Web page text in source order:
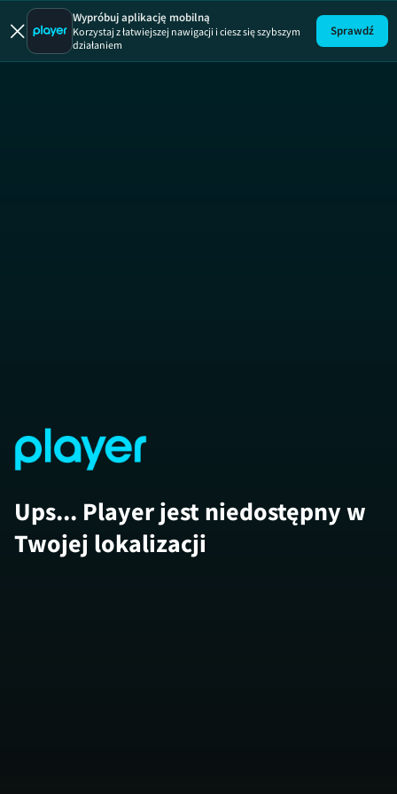
Wypróbuj aplikację mobilną
Korzystaj z łatwiejszej nawigacji i ciesz się szybszym
działaniem
Sprawdź
Ups... Player jest niedostępny w
Twojej lokalizacji